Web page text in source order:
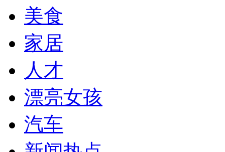
美食
家居
人才
漂亮女孩
汽车